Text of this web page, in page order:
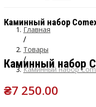
Главная
/
Товары
/
Каминный набор
Каминный набор
Каминный набор
₴7 250.00